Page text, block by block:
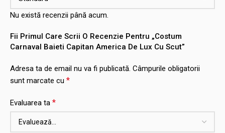
Nu există recenzii până acum.
Fii Primul Care Scrii O Recenzie Pentru „Costum
Carnaval Baieti Capitan America De Lux Cu Scut”
Adresa ta de email nu va fi publicată. Câmpurile obligatorii
sunt marcate cu *
Evaluarea ta *